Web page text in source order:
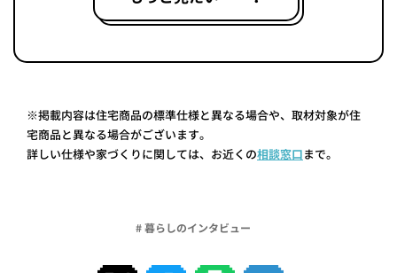
※掲載内容は住宅商品の標準仕様と異なる場合や、取材対象が住
宅商品と異なる場合がございます。
詳しい仕様や家づくりに関しては、お近くの相談窓口まで。
# 暮らしのインタビュー